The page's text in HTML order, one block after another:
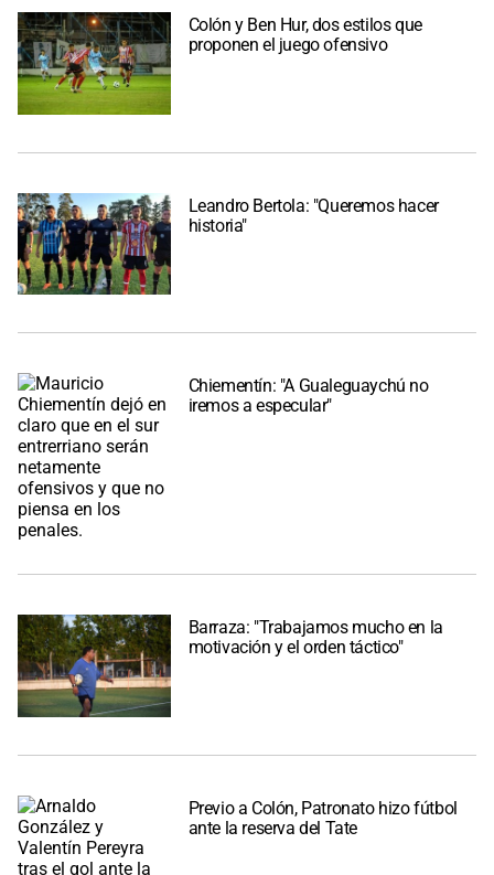
Colón y Ben Hur, dos estilos que
proponen el juego ofensivo
Leandro Bertola: "Queremos hacer
historia"
Chiementín: "A Gualeguaychú no
iremos a especular"
Barraza: "Trabajamos mucho en la
motivación y el orden táctico"
Previo a Colón, Patronato hizo fútbol
ante la reserva del Tate